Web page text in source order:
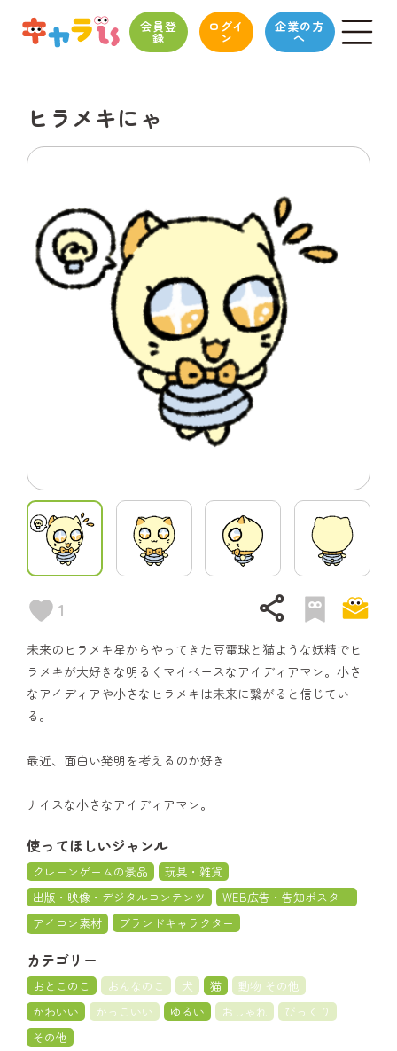
会員登
録
ログイ
ン
企業の方
へ
ヒラメキにゃ
1 share
未来のヒラメキ星からやってきた豆電球と猫ような妖精でヒ
ラメキが大好きな明るくマイペースなアイディアマン。小さ
なアイディアや小さなヒラメキは未来に繋がると信じてい
る。
最近、面白い発明を考えるのか好き
ナイスな小さなアイディアマン。
使ってほしいジャンル
クレーンゲームの景品
玩具・雑貨
出版・映像・デジタルコンテンツ
WEB広告・告知ポスター
アイコン素材
ブランドキャラクター
カテゴリー
おとこのこ おんなのこ 犬 猫
動物 その他
かわいい
かっこいい ゆるい おしゃれ
びっくり
その他